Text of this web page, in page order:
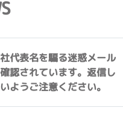
代表名を騙る迷惑メール
認されています。返信し
ようご注意ください。